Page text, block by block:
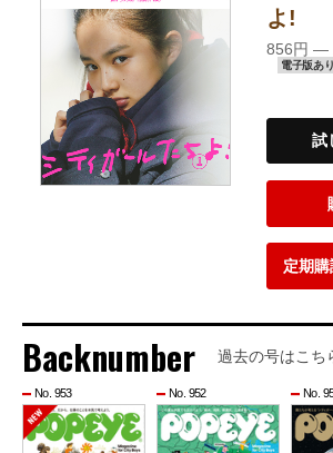
よ!
856円 —
電子版あり
試
定期
Backnumber 過去の号はこち
No. 953 No. 952 No.